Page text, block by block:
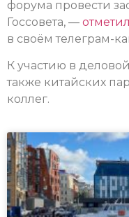
форума провести
Госсовета, — отметил
в своём телеграм-
К участию в
также китайских
коллег.